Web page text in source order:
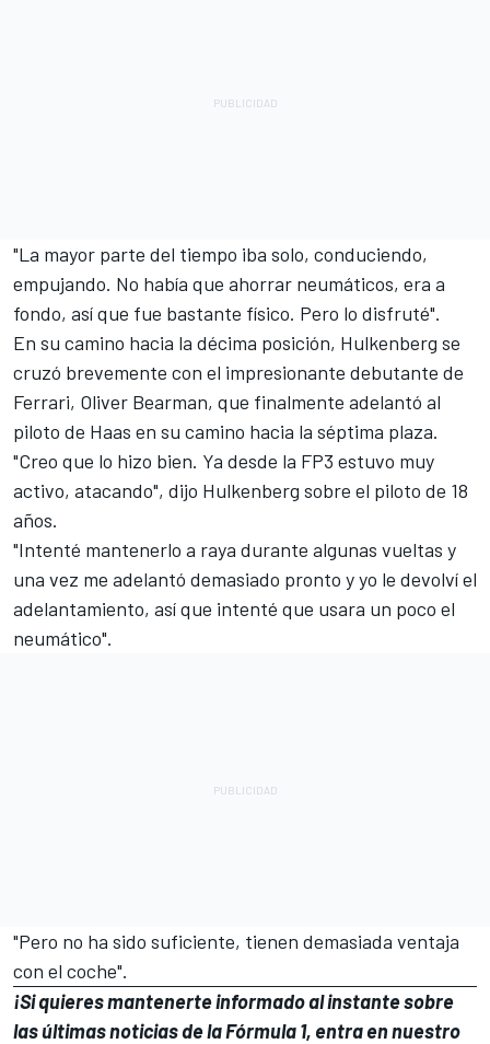
"La mayor parte del tiempo iba solo, conduciendo,
empujando. No había que ahorrar neumáticos, era a
fondo, así que fue bastante físico. Pero lo disfruté".
En su camino hacia la décima posición, Hulkenberg se
cruzó brevemente con el impresionante debutante de
Ferrari, Oliver Bearman, que finalmente adelantó al
piloto de Haas en su camino hacia la séptima plaza.
"Creo que lo hizo bien. Ya desde la FP3 estuvo muy
activo, atacando", dijo Hulkenberg sobre el piloto de 18
años.
"Intenté mantenerlo a raya durante algunas vueltas y
una vez me adelantó demasiado pronto y yo le devolví el
adelantamiento, así que intenté que usara un poco el
neumático".
"Pero no ha sido suficiente, tienen demasiada ventaja
con el coche".
¡Si quieres mantenerte informado al instante sobre
las últimas noticias de la Fórmula 1, entra ennuestro